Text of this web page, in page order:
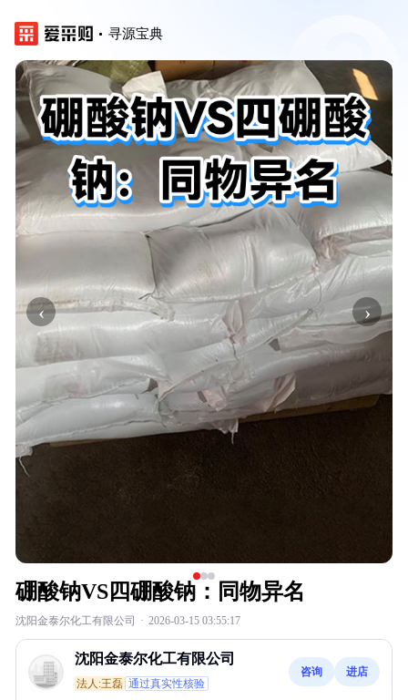
寻源宝典
‹ ›
硼酸钠VS四硼酸钠：同物异名
沈阳金泰尔化工有限公司 · 2026-03-15 03:55:17
沈阳金泰尔化工有限公司
法人:王磊 通过真实性核验
咨询 进店